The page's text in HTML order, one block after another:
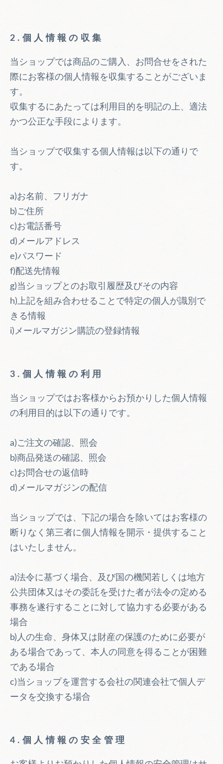
2.個人情報の収集
当ショップでは商品のご購入、お問合せをされた
際にお客様の個人情報を収集することがございま
す。
収集するにあたっては利用目的を明記の上、適法
かつ公正な手段によります。
当ショップで収集する個人情報は以下の通りで
す。
a)お名前、フリガナ
b)ご住所
c)お電話番号
d)メールアドレス
e)パスワード
f)配送先情報
g)当ショップとのお取引履歴及びその内容
h)上記を組み合わせることで特定の個人が識別で
きる情報
i)メールマガジン購読の登録情報
3.個人情報の利用
当ショップではお客様からお預かりした個人情報
の利用目的は以下の通りです。
a)ご注文の確認、照会
b)商品発送の確認、照会
c)お問合せの返信時
d)メールマガジンの配信
当ショップでは、下記の場合を除いてはお客様の
断りなく第三者に個人情報を開示・提供すること
はいたしません。
a)法令に基づく場合、及び国の機関若しくは地方
公共団体又はその委託を受けた者が法令の定める
事務を遂行することに対して協力する必要がある
場合
b)人の生命、身体又は財産の保護のために必要が
ある場合であって、本人の同意を得ることが困難
である場合
c)当ショップを運営する会社の関連会社で個人デ
ータを交換する場合
4.個人情報の安全管理